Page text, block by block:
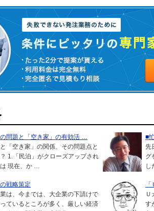
の問題と「空き家」の有効活 …
「空き家」の関係、その問題点と
1.「民泊」がクローズアップされ
現在、か …
■
先
グ
し
戦略策定
は、今までは、大企業の下請けで
ているところが多く、厳しい経済
Ｕ
す